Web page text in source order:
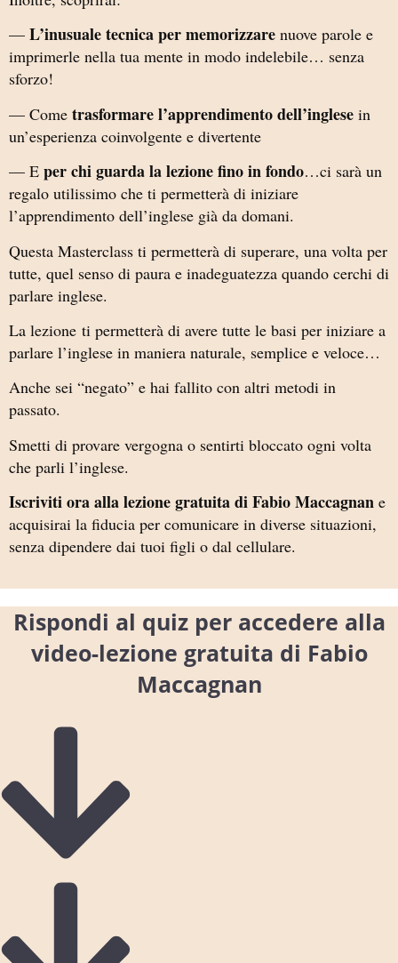
— L’inusuale tecnica per memorizzare nuove parole e
imprimerle nella tua mente in modo indelebile… senza
sforzo!
— Come trasformare l’apprendimento dell’inglese in
un’esperienza coinvolgente e divertente
— E per chi guarda la lezione fino in fondo…ci sarà un
regalo utilissimo che ti permetterà di iniziare
l’apprendimento dell’inglese già da domani.
Questa Masterclass ti permetterà di superare, una volta per
tutte, quel senso di paura e inadeguatezza quando cerchi di
parlare inglese.
La lezione ti permetterà di avere tutte le basi per iniziare a
parlare l’inglese in maniera naturale, semplice e veloce…
Anche sei “negato” e hai fallito con altri metodi in
passato.
Smetti di provare vergogna o sentirti bloccato ogni volta
che parli l’inglese.
Iscriviti ora alla lezione gratuita di Fabio Maccagnan e
acquisirai la fiducia per comunicare in diverse situazioni,
senza dipendere dai tuoi figli o dal cellulare.
Rispondi al quiz per accedere alla
video-lezione gratuita di Fabio
Maccagnan